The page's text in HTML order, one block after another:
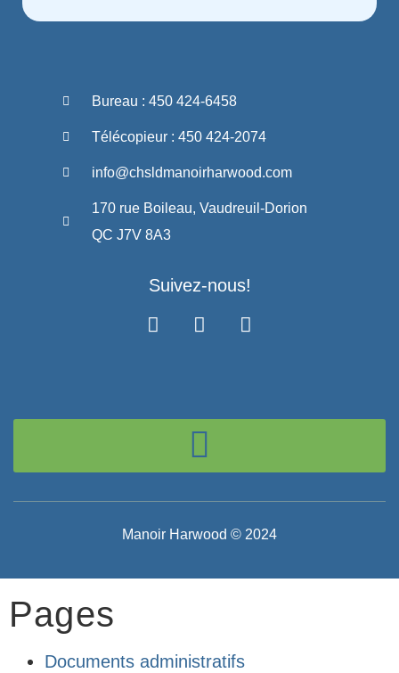
Bureau : 450 424-6458
Télécopieur : 450 424-2074
info@chsldmanoirharwood.com
170 rue Boileau, Vaudreuil-Dorion
QC J7V 8A3
Suivez-nous!
Manoir Harwood © 2024
Pages
Documents administratifs